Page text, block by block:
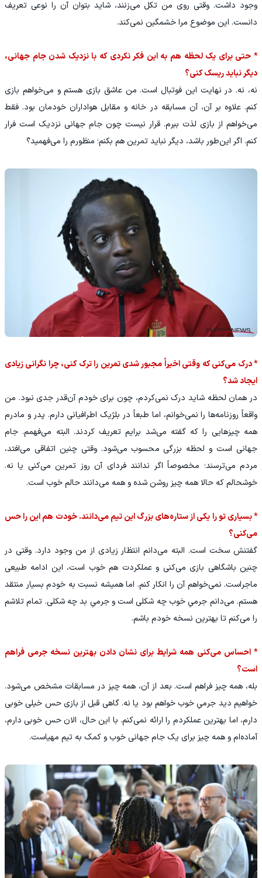
وجود داشت. وقتی روی من تکل می‌زنند، شاید بتوان آن را نوعی تعریف
دانست. این موضوع مرا خشمگین نمی‌کند.
* حتی برای یک لحظه هم به این فکر نکردی که با نزدیک شدن جام جهانی،
دیگر نباید ریسک کنی؟
نه، نه. در نهایت این فوتبال است. من عاشق بازی هستم و می‌خواهم بازی
کنم. علاوه بر آن، آن مسابقه در خانه و مقابل هواداران خودمان بود. فقط
می‌خواهم از بازی لذت ببرم. قرار نیست چون جام جهانی نزدیک است فرار
کنم. اگر این‌طور باشد، دیگر نباید تمرین هم بکنم؛ منظورم را می‌فهمید؟
* درک می‌کنی که وقتی اخیراً مجبور شدی تمرین را ترک کنی، چرا نگرانی زیادی
ایجاد شد؟
در همان لحظه شاید درک نمی‌کردم، چون برای خودم آن‌قدر جدی نبود. من
واقعاً روزنامه‌ها را نمی‌خوانم، اما طبعاً در بلژیک اطرافیانی دارم. پدر و مادرم
همه چیزهایی را که گفته می‌شد برایم تعریف کردند. البته می‌فهمم. جام
جهانی است و لحظه بزرگی محسوب می‌شود. وقتی چنین اتفاقی می‌افتد،
مردم می‌ترسند؛ مخصوصاً اگر ندانند فردای آن روز تمرین می‌کنی یا نه.
خوشحالم که حالا همه چیز روشن شده و همه می‌دانند حالم خوب است.
* بسیاری تو را یکی از ستاره‌های بزرگ این تیم می‌دانند. خودت هم این را حس
می‌کنی؟
گفتنش سخت است. البته می‌دانم انتظار زیادی از من وجود دارد. وقتی در
چنین باشگاهی بازی می‌کنی و عملکردت هم خوب است، این ادامه طبیعی
ماجراست. نمی‌خواهم آن را انکار کنم. اما همیشه نسبت به خودم بسیار منتقد
هستم. می‌دانم جرمیِ خوب چه شکلی است و جرمیِ بد چه شکلی. تمام تلاشم
را می‌کنم تا بهترین نسخه خودم باشم.
* احساس می‌کنی همه شرایط برای نشان دادن بهترین نسخه جرمی فراهم
است؟
بله، همه چیز فراهم است. بعد از آن، همه چیز در مسابقات مشخص می‌شود.
خواهیم دید جرمیِ خوب خواهم بود یا نه. گاهی قبل از بازی حس خیلی خوبی
دارم، اما بهترین عملکردم را ارائه نمی‌کنم. با این حال، الان حس خوبی دارم،
آماده‌ام و همه چیز برای یک جام جهانی خوب و کمک به تیم مهیاست.